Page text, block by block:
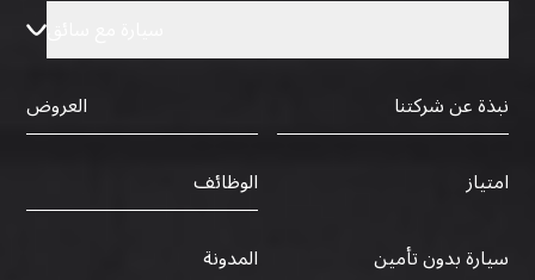
نبذة عن شركتنا
العروض
امتياز
الوظائف
سيارة بدون تأمين
المدونة